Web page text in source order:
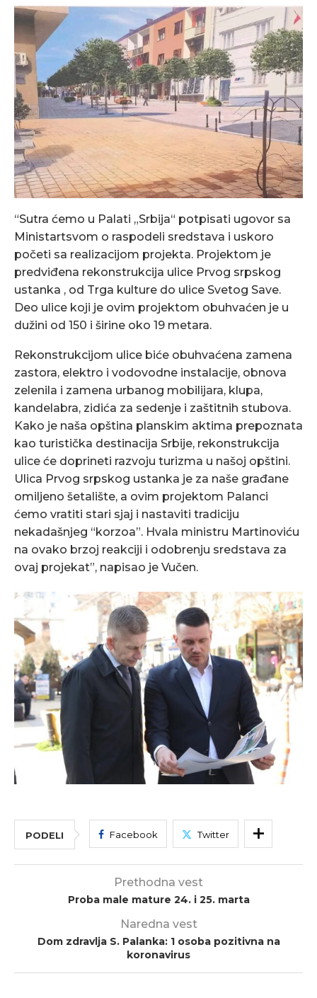
“Sutra ćemo u Palati „Srbija“ potpisati ugovor sa
Ministartsvom o raspodeli sredstava i uskoro
početi sa realizacijom projekta. Projektom je
predviđena rekonstrukcija ulice Prvog srpskog
ustanka , od Trga kulture do ulice Svetog Save.
Deo ulice koji je ovim projektom obuhvaćen je u
dužini od 150 i širine oko 19 metara.
Rekonstrukcijom ulice biće obuhvaćena zamena
zastora, elektro i vodovodne instalacije, obnova
zelenila i zamena urbanog mobilijara, klupa,
kandelabra, zidića za sedenje i zaštitnih stubova.
Kako je naša opština planskim aktima prepoznata
kao turistička destinacija Srbije, rekonstrukcija
ulice će doprineti razvoju turizma u našoj opštini.
Ulica Prvog srpskog ustanka je za naše građane
omiljeno šetalište, a ovim projektom Palanci
ćemo vratiti stari sjaj i nastaviti tradiciju
nekadašnjeg “korzoa”. Hvala ministru Martinoviću
na ovako brzoj reakciji i odobrenju sredstava za
ovaj projekat”, napisao je Vučen.
PODELI Facebook Twitter
Prethodna vest
Proba male mature 24. i 25. marta
Naredna vest
Dom zdravlja S. Palanka: 1 osoba pozitivna na
koronavirus